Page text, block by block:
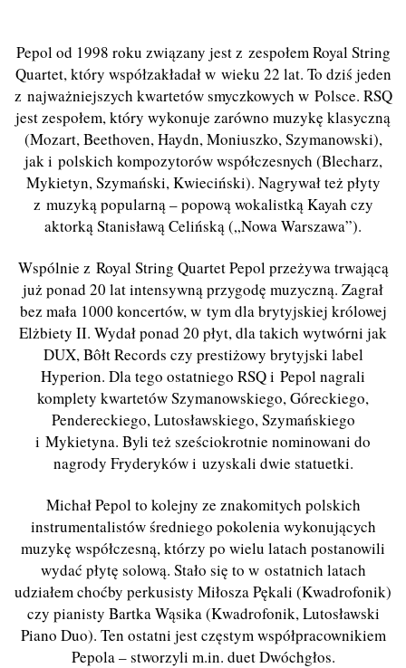
Pepol od 1998 roku związany jest z zespołem Royal String
Quartet, który współzakładał w wieku 22 lat. To dziś jeden
z najważniejszych kwartetów smyczkowych w Polsce. RSQ
jest zespołem, który wykonuje zarówno muzykę klasyczną
(Mozart, Beethoven, Haydn, Moniuszko, Szymanowski),
jak i polskich kompozytorów współczesnych (Blecharz,
Mykietyn, Szymański, Kwieciński). Nagrywał też płyty
z muzyką popularną – popową wokalistką Kayah czy
aktorką Stanisławą Celińską („Nowa Warszawa”).
Wspólnie z Royal String Quartet Pepol przeżywa trwającą
już ponad 20 lat intensywną przygodę muzyczną. Zagrał
bez mała 1000 koncertów, w tym dla brytyjskiej królowej
Elżbiety II. Wydał ponad 20 płyt, dla takich wytwórni jak
DUX, Bôłt Records czy prestiżowy brytyjski label
Hyperion. Dla tego ostatniego RSQ i Pepol nagrali
komplety kwartetów Szymanowskiego, Góreckiego,
Pendereckiego, Lutosławskiego, Szymańskiego
i Mykietyna. Byli też sześciokrotnie nominowani do
nagrody Fryderyków i uzyskali dwie statuetki.
Michał Pepol to kolejny ze znakomitych polskich
instrumentalistów średniego pokolenia wykonujących
muzykę współczesną, którzy po wielu latach postanowili
wydać płytę solową. Stało się to w ostatnich latach
udziałem choćby perkusisty Miłosza Pękali (Kwadrofonik)
czy pianisty Bartka Wąsika (Kwadrofonik, Lutosławski
Piano Duo). Ten ostatni jest częstym współpracownikiem
Pepola – stworzyli m.in. duet Dwóchgłos.